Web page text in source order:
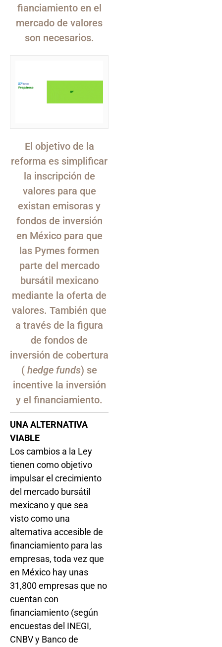
fianciamiento en el
mercado de valores
son necesarios.
El objetivo de la
reforma es simplificar
la inscripción de
valores para que
existan emisoras y
fondos de inversión
en México para que
las Pymes formen
parte del mercado
bursátil mexicano
mediante la oferta de
valores. También que
a través de la figura
de fondos de
inversión de cobertura
( hedge funds) se
incentive la inversión
y el financiamiento.
UNA ALTERNATIVA
VIABLE
Los cambios a la Ley
tienen como objetivo
impulsar el crecimiento
del mercado bursátil
mexicano y que sea
visto como una
alternativa accesible de
financiamiento para las
empresas, toda vez que
en México hay unas
31,800 empresas que no
cuentan con
financiamiento (según
encuestas del INEGI,
CNBV y Banco de